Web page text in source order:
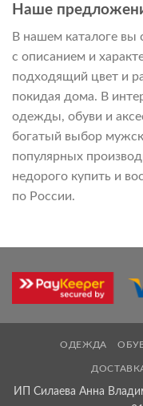
Наше
В нашем каталоге вы
с описанием и
подходящий цвет и
покидая дома. В
одежды, обуви и
богатый выбор
популярных
недорого купить и
по России.
ОДЕЖДА
ИП Силаева Анна